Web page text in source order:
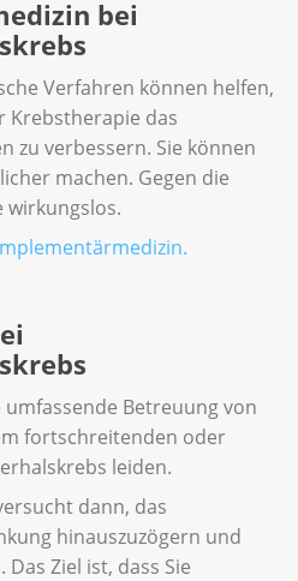
und
gegen
sind:
(Fatigue),
oder Kraftlosigkeit,
wie Durchfall
im Urin,
Therapien
bei
Verfahren können helfen,
Krebstherapie das
zu verbessern. Sie können
machen. Gegen die
wirkungslos.
Betreuung von
fortschreitenden oder
leiden.
dann, das
hinauszuzögern und
Ziel ist, dass Sie